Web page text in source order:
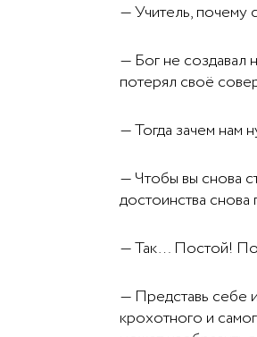
— Учитель, почему
— Бог не создавал
потерял своё
— Тогда зачем нам
— Чтобы вы снова
достоинства
— Так… Постой!
— Представь себе
крохотного и